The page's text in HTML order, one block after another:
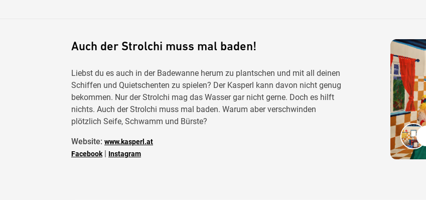
Auch der Strolchi muss mal baden!
Liebst du es auch in der Badewanne herum zu plantschen und mit all deinen
Schiffen und Quietschenten zu spielen? Der Kasperl kann davon nicht genug
bekommen. Nur der Strolchi mag das Wasser gar nicht gerne. Doch es hilft
nichts. Auch der Strolchi muss mal baden. Warum aber verschwinden
plötzlich Seife, Schwamm und Bürste?
Website: www.kasperl.at
Facebook| Instagram